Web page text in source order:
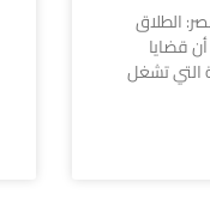
الطلاق
قضايا
التي تشغل